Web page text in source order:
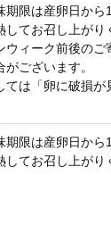
限は産卵日から
てお召し上がり
ウィーク前後のご
ございます。
は「卵に破損が
限は産卵日から
てお召し上がり